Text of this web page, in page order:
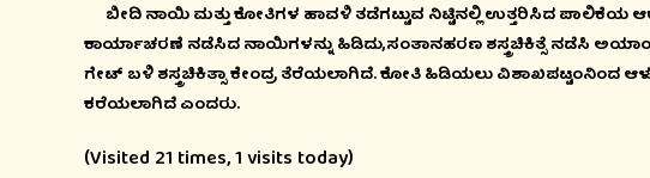
ಬೀದಿ ನಾಯಿ ಮತ್ತು ಕೋತಿಗಳ ಹಾವಳಿ ತಡೆಗಟ್ಟುವ ನಿಟ್ಟಿನಲ್ಲಿ ಉತ್ತರಿಸಿದ ಪಾಲಿಕೆಯ
ಕಾರ್ಯಾಚರಣೆ ನಡೆಸಿದ ನಾಯಿಗಳನ್ನು ಹಿಡಿದು,ಸಂತಾನಹರಣ ಶಸ್ತ್ರಚಿಕಿತ್ಸೆ ನಡೆಸಿ
ಗೇಟ್ ಬಳಿ ಶಸ್ತ್ರಚಿಕಿತ್ಸಾ ಕೇಂದ್ರ ತೆರೆಯಲಾಗಿದೆ. ಕೋತಿ ಹಿಡಿಯಲು ವಿಶಾಖಪಟ್ಟಂನಿಂದ
ಕರೆಯಲಾಗಿದೆ ಎಂದರು.
(Visited 21 times, 1 visits today)